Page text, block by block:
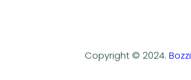
Copyright © 2024. Bozzi